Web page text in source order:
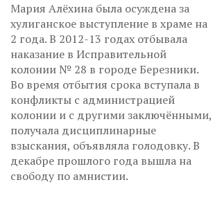
Мария Алёхина была осуждена за
хулиганское выступление в храме на
2 года. В 2012-13 годах отбывала
наказание в Исправительной
колонии № 28 в городе Березники.
Во время отбытия срока вступала в
конфликты с администрацией
колонии и с другими заключёнными,
получала дисциплинарные
взыскания, объявляла голодовку. В
декабре прошлого года вышла на
свободу по амнистии.